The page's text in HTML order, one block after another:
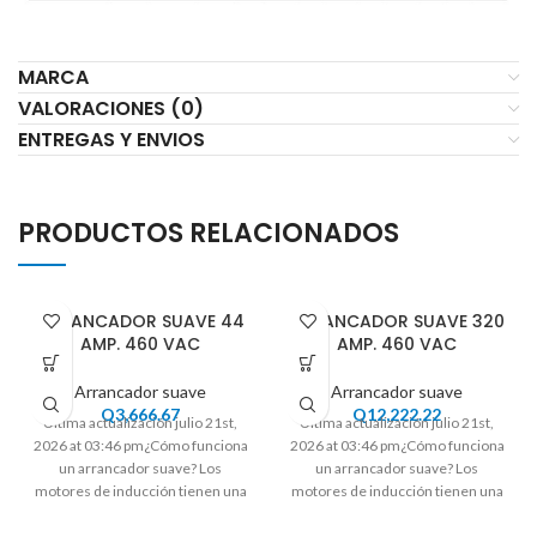
MARCA
VALORACIONES (0)
ENTREGAS Y ENVIOS
PRODUCTOS RELACIONADOS
ARRANCADOR SUAVE 44
AMP. 460 VAC
Arrancador suave
Q3,666.67
Ultima actualización julio 21st,
2026 at 03:46 pm¿Cómo funciona
un arrancador suave? Los
motores de inducción tienen una
ARRANCADOR SUAVE 320
AMP. 460 VAC
Arrancador suave
Q12,222.22
Ultima actualización julio 21st,
2026 at 03:46 pm¿Cómo funciona
un arrancador suave? Los
motores de inducción tienen una